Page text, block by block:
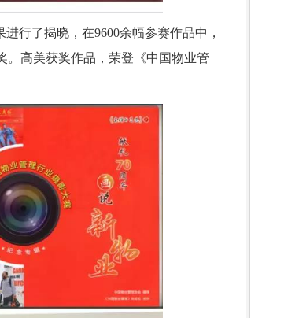
行了揭晓，在9600余幅参赛作品中，
。高美获奖作品，荣登《中国物业管